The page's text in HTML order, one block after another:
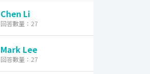
Chen Li
回答數量：27
Mark Lee
回答數量：27